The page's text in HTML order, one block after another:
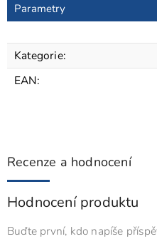
Parametry
Kategorie:
EAN:
Recenze a hodnocení
Hodnocení produktu
Buďte první, kdo napíše